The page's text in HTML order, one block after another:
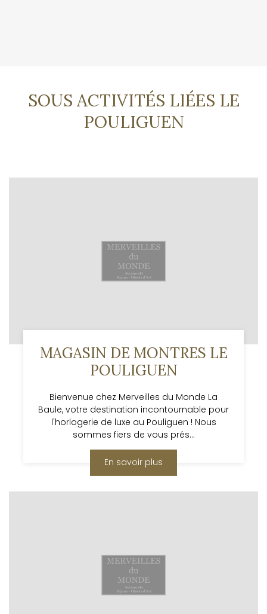
SOUS ACTIVITÉS LIÉES LE
POULIGUEN
MAGASIN DE MONTRES LE
POULIGUEN
Bienvenue chez Merveilles du Monde La
Baule, votre destination incontournable pour
l'horlogerie de luxe au Pouliguen ! Nous
sommes fiers de vous prés...
En savoir plus